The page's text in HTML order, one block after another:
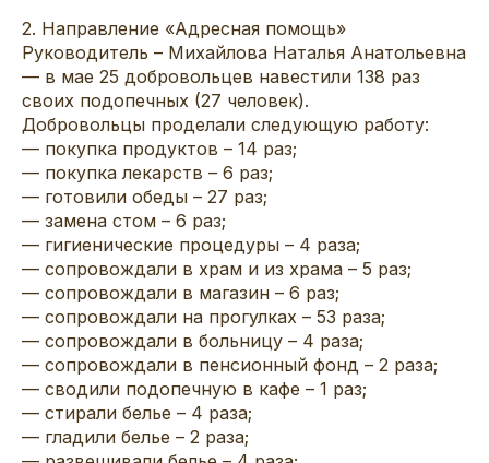
2. Направление «Адресная помощь»
Руководитель – Михайлова Наталья Анатольевна
— в мае 25 добровольцев навестили 138 раз
своих подопечных (27 человек).
Добровольцы проделали следующую работу:
— покупка продуктов – 14 раз;
— покупка лекарств – 6 раз;
— готовили обеды – 27 раз;
— замена стом – 6 раз;
— гигиенические процедуры – 4 раза;
— сопровождали в храм и из храма – 5 раз;
— сопровождали в магазин – 6 раз;
— сопровождали на прогулках – 53 раза;
— сопровождали в больницу – 4 раза;
— сопровождали в пенсионный фонд – 2 раза;
— сводили подопечную в кафе – 1 раз;
— стирали белье – 4 раза;
— гладили белье – 2 раза;